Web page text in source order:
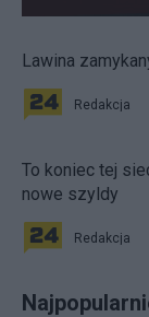
Lawina
Redakcja
To koniec tej
nowe szyldy
Redakcja